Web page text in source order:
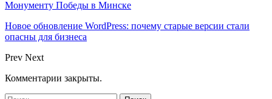
Монументу Победы в Минске
Новое обновление WordPress: почему старые версии стали
опасны для бизнеса
Prev Next
Комментарии закрыты.